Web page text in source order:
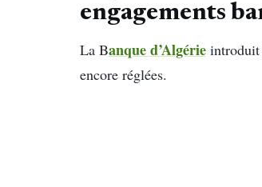
engagements
La Banque d’Algérie introduit
encore réglées.